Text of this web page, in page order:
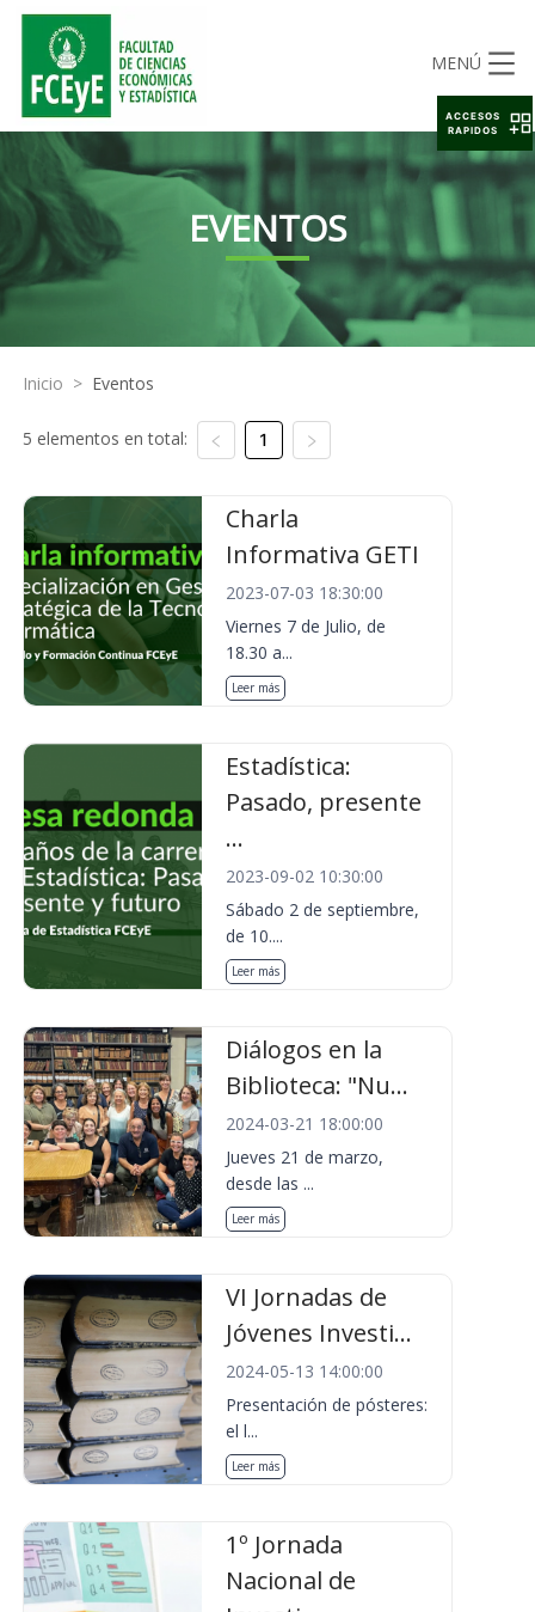
MENÚ
EVENTOS
Inicio > Eventos
5 elementos en total: 1
Charla
Informativa GETI
2023-07-03 18:30:00
Viernes 7 de Julio, de
18.30 a...
Leer más
Estadística:
Pasado, presente
...
2023-09-02 10:30:00
Sábado 2 de septiembre,
de 10....
Leer más
Diálogos en la
Biblioteca: "Nu...
2024-03-21 18:00:00
Jueves 21 de marzo,
desde las ...
Leer más
VI Jornadas de
Jóvenes Investi...
2024-05-13 14:00:00
Presentación de pósteres:
el l...
Leer más
1º Jornada
Nacional de
ACCESOS
RAPIDOS